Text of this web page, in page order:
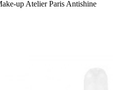
up Atelier Paris Antishine